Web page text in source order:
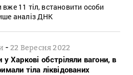
11 тіл, встановити особи
аналіз ДНК
-22 Вересня 2022
у Харкові обстріляли вагони, в
тіла ліквідованих